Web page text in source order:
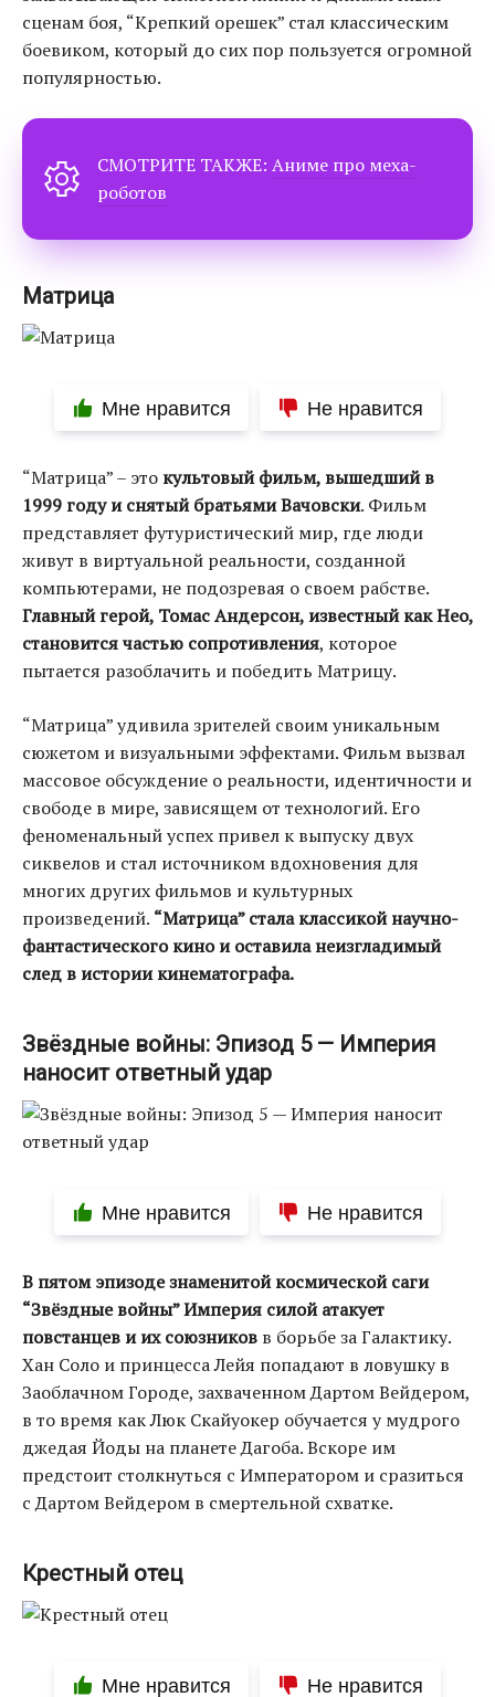
сценам боя, “Крепкий орешек” стал классическим
боевиком, который до сих пор пользуется огромной
популярностью.
СМОТРИТЕ ТАКЖЕ: Аниме про меха-
роботов
Матрица
Мне нравится Не нравится
“Матрица” – это культовый фильм, вышедший в
1999 году и снятый братьями Вачовски. Фильм
представляет футуристический мир, где люди
живут в виртуальной реальности, созданной
компьютерами, не подозревая о своем рабстве.
Главный герой, Томас Андерсон, известный как Нео,
становится частью сопротивления, которое
пытается разоблачить и победить Матрицу.
“Матрица” удивила зрителей своим уникальным
сюжетом и визуальными эффектами. Фильм вызвал
массовое обсуждение о реальности, идентичности и
свободе в мире, зависящем от технологий. Его
феноменальный успех привел к выпуску двух
сиквелов и стал источником вдохновения для
многих других фильмов и культурных
произведений. “Матрица” стала классикой научно-
фантастического кино и оставила неизгладимый
след в истории кинематографа.
Звёздные войны: Эпизод 5 — Империя
наносит ответный удар
Мне нравится Не нравится
В пятом эпизоде знаменитой космической саги
“Звёздные войны” Империя силой атакует
повстанцев и их союзников в борьбе за Галактику.
Хан Соло и принцесса Лейя попадают в ловушку в
Заоблачном Городе, захваченном Дартом Вейдером,
в то время как Люк Скайуокер обучается у мудрого
джедая Йоды на планете Дагоба. Вскоре им
предстоит столкнуться с Императором и сразиться
с Дартом Вейдером в смертельной схватке.
Крестный отец
Мне нравится Не нравится